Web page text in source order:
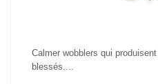
Calmer wobblers qui
blessés....